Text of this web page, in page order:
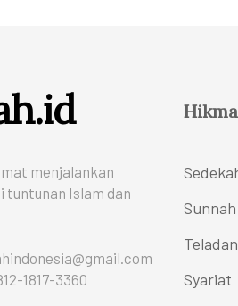
menjalankan
tuntunan Islam dan
1817-3360
Sunnah
Teladan
Syariat